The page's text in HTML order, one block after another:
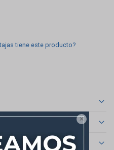

tiene este producto?